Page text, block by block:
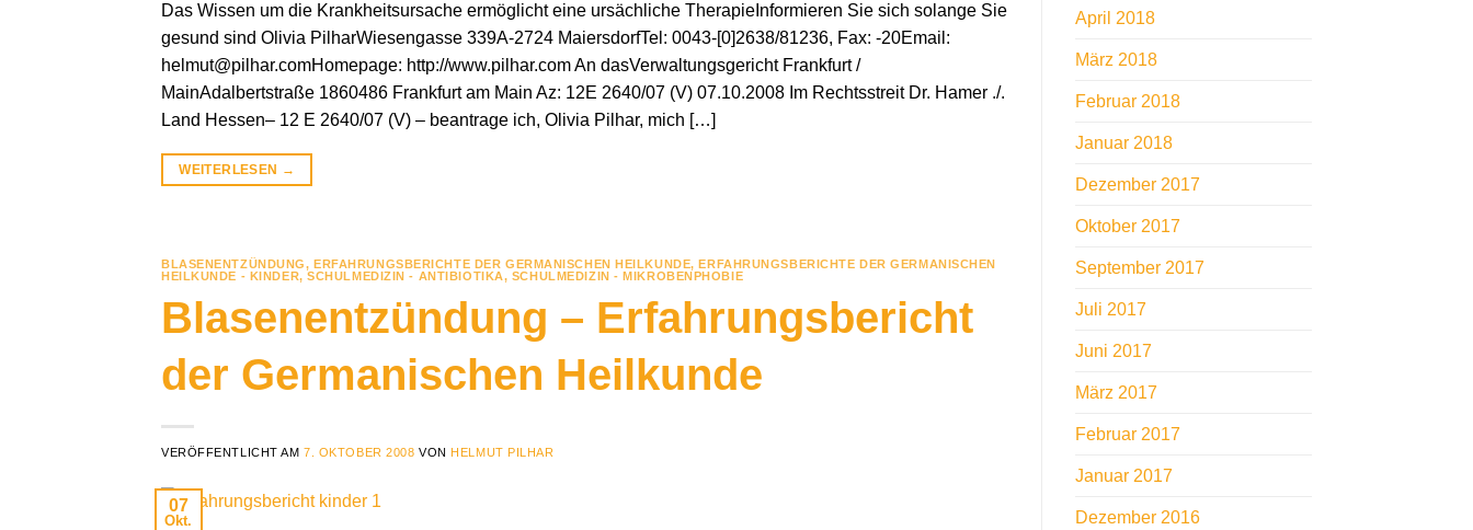
Das Wissen um die Krankheitsursache ermöglicht eine ursächliche TherapieInformieren Sie sich solange Sie
gesund sind Olivia PilharWiesengasse 339A-2724 MaiersdorfTel: 0043-[0]2638/81236, Fax: -20Email:
helmut@pilhar.comHomepage: http://www.pilhar.com An dasVerwaltungsgericht Frankfurt /
MainAdalbertstraße 1860486 Frankfurt am Main Az: 12E 2640/07 (V) 07.10.2008 Im Rechtsstreit Dr. Hamer ./.
Land Hessen– 12 E 2640/07 (V) – beantrage ich, Olivia Pilhar, mich […]
WEITERLESEN →
BLASENENTZÜNDUNG, ERFAHRUNGSBERICHTE DER GERMANISCHEN HEILKUNDE, ERFAHRUNGSBERICHTE DER GERMANISCHEN
HEILKUNDE - KINDER,SCHULMEDIZIN - ANTIBIOTIKA, SCHULMEDIZIN - MIKROBENPHOBIE
Blasenentzündung – Erfahrungsbericht
der Germanischen Heilkunde
VERÖFFENTLICHT AM7. OKTOBER 2008 VON HELMUT PILHAR
07
Okt.
April 2018
März 2018
Februar 2018
Januar 2018
Dezember 2017
Oktober 2017
September 2017
Juli 2017
Juni 2017
März 2017
Februar 2017
Januar 2017
Dezember 2016